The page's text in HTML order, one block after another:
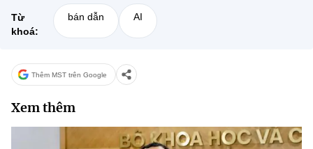
Từ
khoá:
bán dẫn AI
Thêm MST trên Google
Xem thêm